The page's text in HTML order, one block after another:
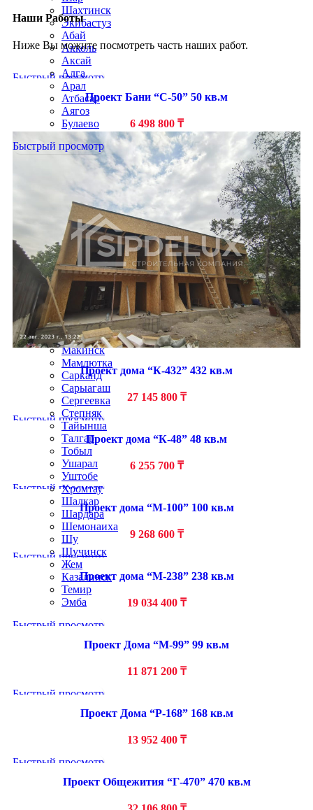
Шахтинск
Экибастуз
Абай
Акколь
Аксай
Алга
Арал
Атбасар
Аягоз
Булаево
Державинск
Ерейментау
Есик
Есиль
Жанатас
Жаркент
Жетысай
Житикара
Зайсан
Кандыагаш
Каратау
Каркаралинск
Каскелен
Кентау
Кулсары
Ленгер
Лисаковск
Макинск
Мамлютка
Сарканд
Сарыагаш
Сергеевка
Степняк
Тайынша
Талгар
Тобыл
Ушарал
Уштобе
Хромтау
Шалкар
Шардара
Шемонаиха
Шу
Щучинск
Жем
Казалинск
Темир
Эмба
Наши Работы
Ниже Вы можите посмотреть часть наших работ.
Быстрый просмотр
Проект Бани “С-50” 50 кв.м
6 498 800 ₸
Быстрый просмотр
Проект дома “К-432” 432 кв.м
27 145 800 ₸
Быстрый просмотр
Проект дома “К-48” 48 кв.м
6 255 700 ₸
Быстрый просмотр
Проект дома “М-100” 100 кв.м
9 268 600 ₸
Быстрый просмотр
Проект дома “М-238” 238 кв.м
19 034 400 ₸
Быстрый просмотр
Проект Дома “М-99” 99 кв.м
11 871 200 ₸
Быстрый просмотр
Проект Дома “Р-168” 168 кв.м
13 952 400 ₸
Быстрый просмотр
Проект Общежития “Г-470” 470 кв.м